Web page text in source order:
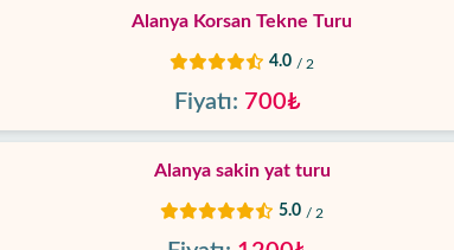
Alanya Korsan Tekne Turu
4.0 / 2
Fiyatı: 700₺
Alanya sakin yat turu
5.0 / 2